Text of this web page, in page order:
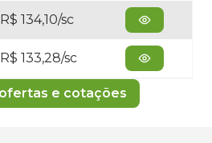
R$ 134,10/sc
R$ 133,28/sc
e cotações